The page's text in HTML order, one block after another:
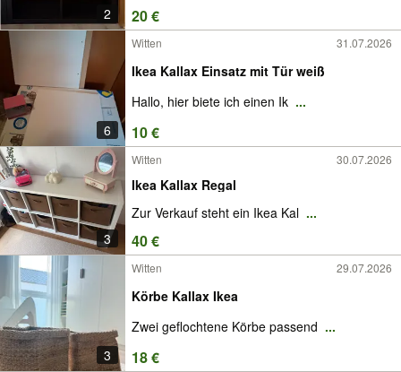
2 20 €
6
Witten 31.07.2026
Ikea Kallax Einsatz mit Tür weiß
Hallo, hier biete ich einen Ik ...
10 €
3
Witten 30.07.2026
Ikea Kallax Regal
Zur Verkauf steht ein Ikea Kal ...
40 €
3
Witten 29.07.2026
Körbe Kallax Ikea
Zwei geflochtene Körbe passend ...
18 €